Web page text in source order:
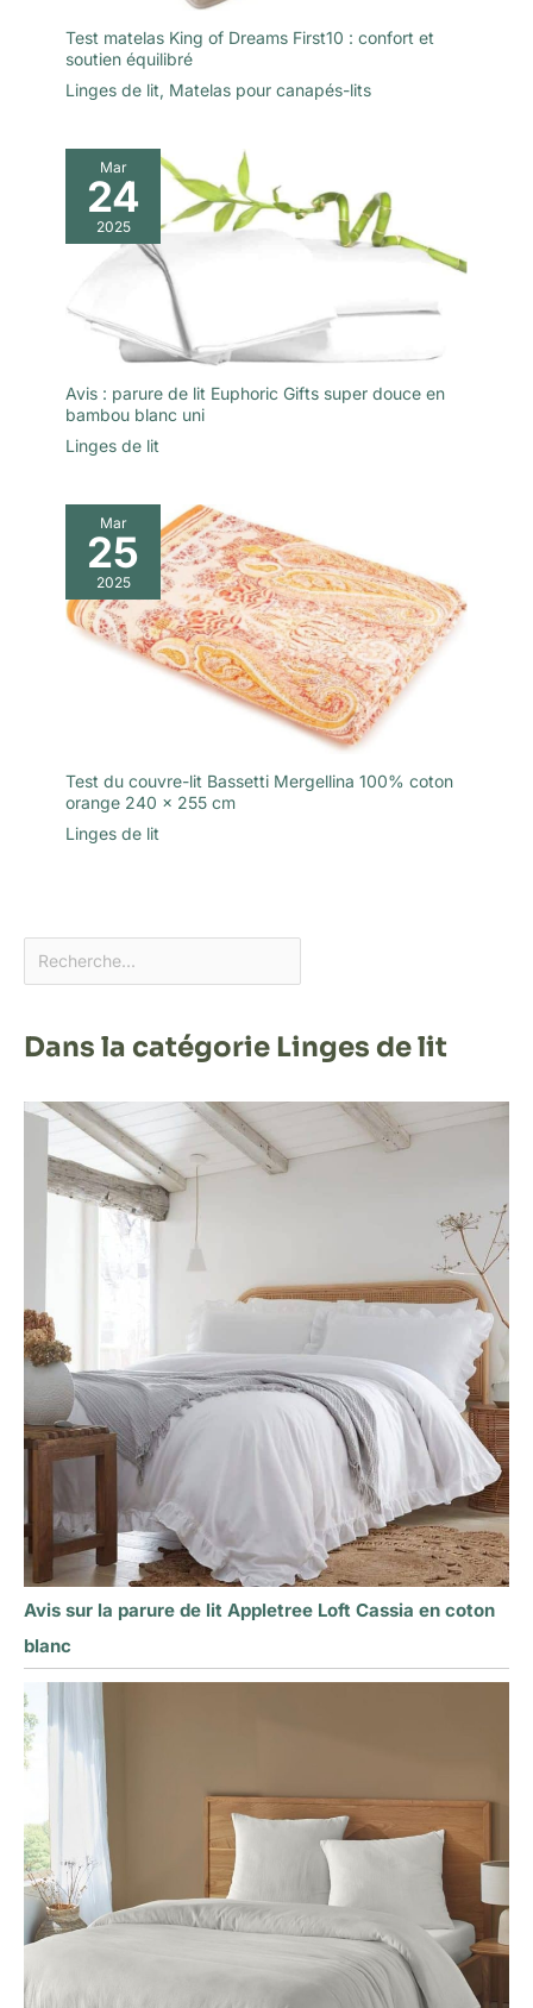
lui redonner tout son éclat –
sans entretien compliqué, pour
que votre parure bijoux femme
reste éclatante sans effort
sans entretien compliqué, pour que votre parure bijoux femme
reste éclatante sans effort
Test matelas King of Dreams First10 : confort et
soutien équilibré
Linges de lit, Matelas pour canapés-lits
Mar
24
2025
Avis : parure de lit Euphoric Gifts super douce en
bambou blanc uni
Linges de lit
Mar
25
2025
Test du couvre-lit Bassetti Mergellina 100% coton
orange 240 x 255 cm
Linges de lit
Dans la catégorie Linges de lit
Avis sur la parure de lit Appletree Loft Cassia en coton
blanc